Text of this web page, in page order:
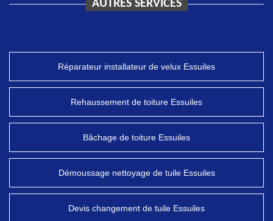
AUTRES SERVICES
Réparateur installateur de velux Essuiles
Rehaussement de toiture Essuiles
Bâchage de toiture Essuiles
Démoussage nettoyage de tuile Essuiles
Devis changement de tuile Essuiles